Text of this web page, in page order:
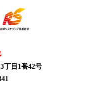
丁目1番42号